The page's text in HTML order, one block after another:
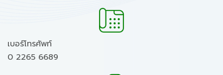
เบอร์โทรศัพท์
0 2265 6689